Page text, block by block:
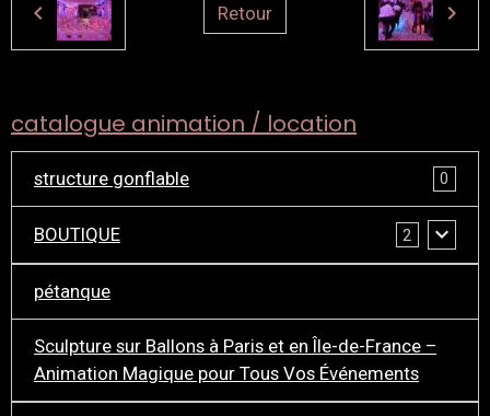
Retour
catalogue animation / location
structure gonflable 0
BOUTIQUE 2
pétanque
Sculpture sur Ballons à Paris et en Île-de-France –
Animation Magique pour Tous Vos Événements